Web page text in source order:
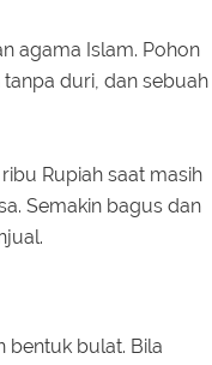
agama Islam. Pohon
duri, dan sebuah
Rupiah saat masih
Semakin bagus dan
bentuk bulat. Bila